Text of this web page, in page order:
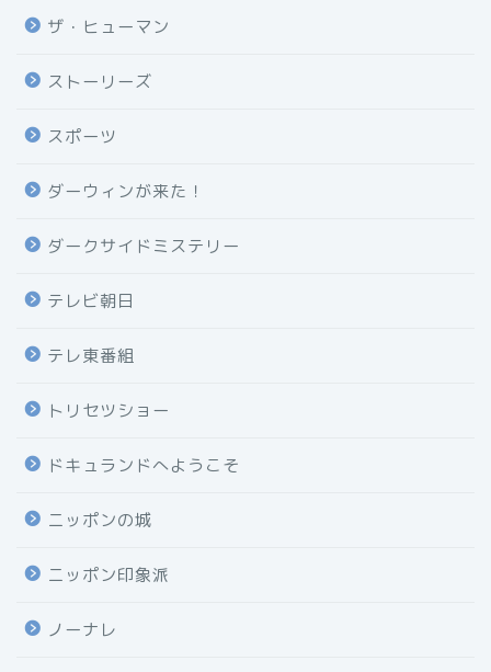
ザ・ヒューマン
ストーリーズ
スポーツ
ダーウィンが来た！
ダークサイドミステリー
テレビ朝日
テレ東番組
トリセツショー
ドキュランドへようこそ
ニッポンの城
ニッポン印象派
ノーナレ